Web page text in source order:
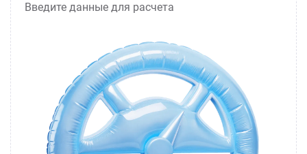
Введите данные для расчета